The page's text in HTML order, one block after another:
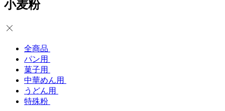
小麦粉
全商品
パン用
菓子用
中華めん用
うどん用
特殊粉